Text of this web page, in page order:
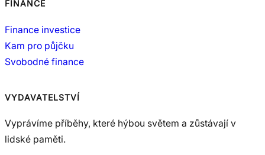
FINANCE
Finance investice
Kam pro půjčku
Svobodné finance
VYDAVATELSTVÍ
Vyprávíme příběhy, které hýbou světem a zůstávají v
lidské paměti.